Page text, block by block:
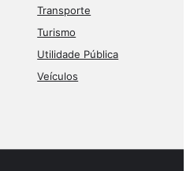
Transporte
Turismo
Utilidade Pública
Veículos